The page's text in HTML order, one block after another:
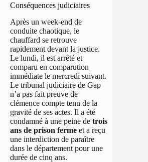
Conséquences judiciaires
Après un week-end de
conduite chaotique, le
chauffard se retrouve
rapidement devant la justice.
Le lundi, il est arrêté et
comparu en comparution
immédiate le mercredi suivant.
Le tribunal judiciaire de Gap
n’a pas fait preuve de
clémence compte tenu de la
gravité de ses actes. Il a été
condamné à une peine de trois
ans de prison ferme et a reçu
une interdiction de paraître
dans le département pour une
durée de cinq ans.